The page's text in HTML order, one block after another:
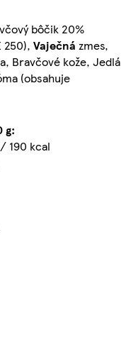
bôčik 20%
250), Vaječná zmes,
Bravčové kože, Jedlá
(obsahuje
g:
190 kcal